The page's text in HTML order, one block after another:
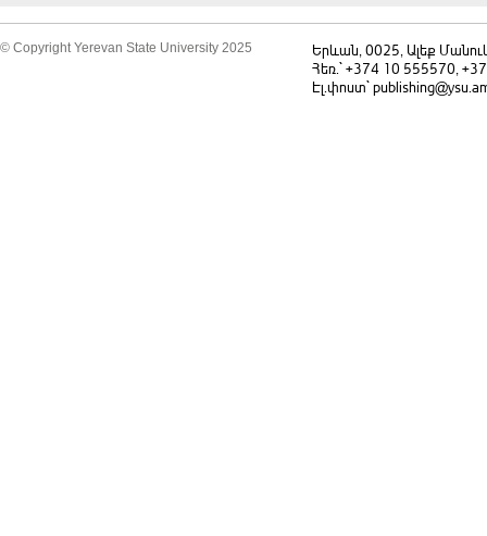
© Copyright Yerevan State University 2025
Երևան, 0025, Ալեք
Հեռ.` +374 10 555570,
Էլ.փոստ`